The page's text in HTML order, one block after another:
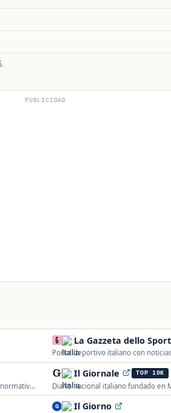
PUBLICIDAD
La Gazzeta dello Sport
Portal deportivo italiano con
MotoGP, ciclismo y tenis.
Il Giornale TOP 10K
Diario nacional italiano fundado en
Il Giorno